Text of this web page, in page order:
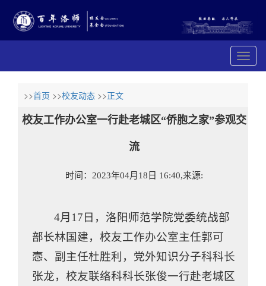
展
开
>>首页 >>校友动态 >>正文
校友工作办公室一行赴老城区“侨胞之家”参观交
流
时间：2023年04月18日 16:40,来源:
4月17日，洛阳师范学院党委统战部
部长林国建，校友工作办公室主任郭可
悫、副主任杜胜利，党外知识分子科科长
张龙，校友联络科科长张俊一行赴老城区